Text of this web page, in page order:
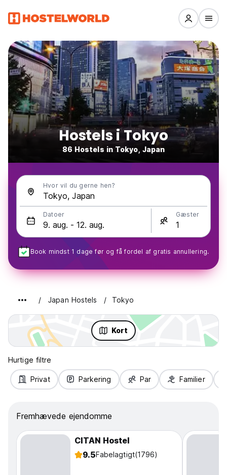
Hostels i Tokyo
86 Hostels in Tokyo, Japan
Hvor vil du gerne hen?
Datoer Gæster
Book mindst 1 dage før og få fordel af gratis annullering.
Japan Hostels Tokyo
Kort
Hurtige filtre
Privat Parkering Par Familier
Fremhævede ejendomme
CITAN Hostel
9.5Fabelagtigt(1796)